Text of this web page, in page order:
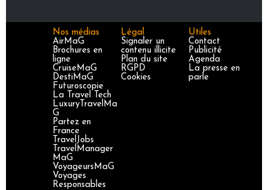
Nos médias
AirMaG
Brochures en
ligne
CruiseMaG
DestiMaG
Futuroscopie
La Travel Tech
LuxuryTravelMa
G
Partez en
France
TravelJobs
TravelManager
MaG
VoyageursMaG
Voyages
Responsables
Légal
Signaler un
contenu illicite
Plan du site
RGPD
Cookies
Utiles
Contact
Publicité
Agenda
La presse en
parle